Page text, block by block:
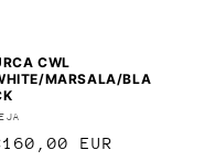
CWL
MARSALA/BLA
EUR